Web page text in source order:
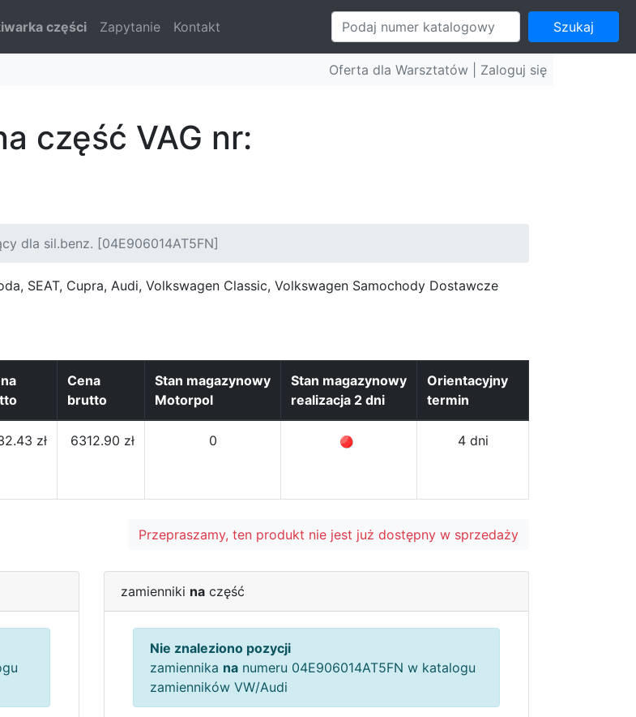
części Zapytanie Kontakt Szukaj
Oferta dla Warsztatów | Zaloguj się
część VAG nr:
dla sil.benz. [04E906014AT5FN]
SEAT, Cupra, Audi, Volkswagen Classic, Volkswagen Samochody Dostawcze
Cena
brutto
Stan magazynowy
Motorpol
Stan magazynowy
realizacja 2 dni
Orientacyjny
termin
zł 6312.90 zł 0 4 dni
Przepraszamy, ten produkt nie jest już dostępny w sprzedaży
zamienniki na część
Nie znaleziono pozycji
zamiennika na numeru 04E906014AT5FN w katalogu
zamienników VW/Audi